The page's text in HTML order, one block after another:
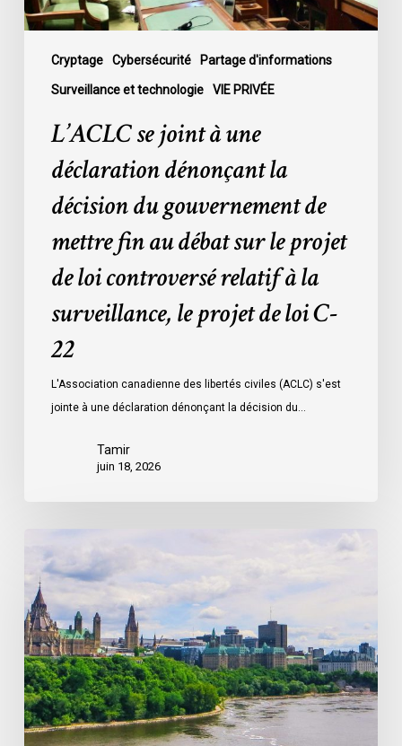
Cryptage Cybersécurité Partage d'informations
Surveillance et technologie VIE PRIVÉE
du
mettre
relatif
surveillance,
L’ACLC se joint à une
déclaration dénonçant la
décision du gouvernement de
mettre fin au débat sur le projet
de loi controversé relatif à la
surveillance, le projet de loi C-
22
L'Association canadienne des libertés civiles (ACLC) s'est
jointe à une déclaration dénonçant la décision du…
Tamir
juin 18, 2026
société
civile
appelle
les
dirigeants
politiques
fédéraux
à